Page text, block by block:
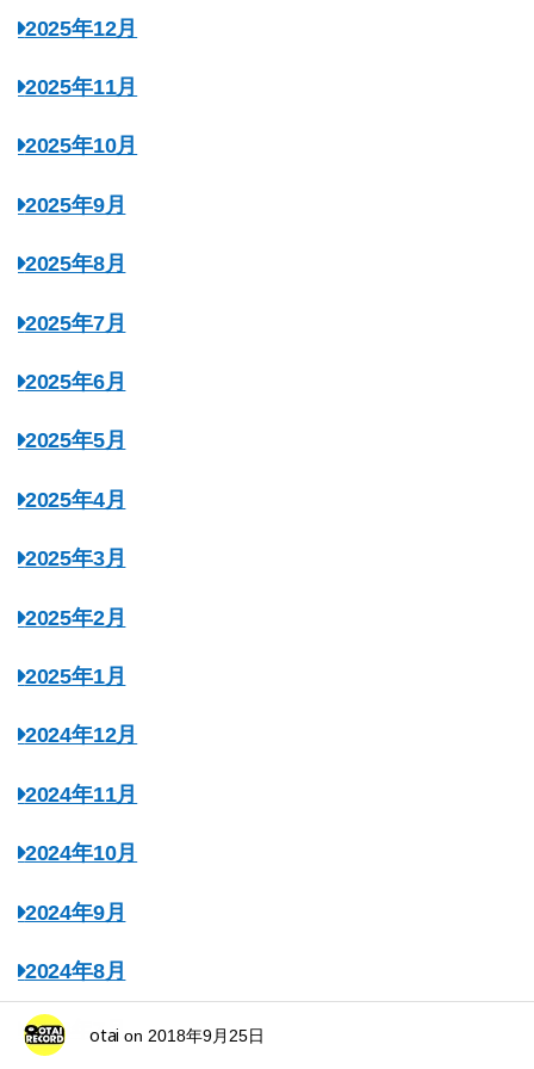
2025年12月
2025年11月
2025年10月
2025年9月
2025年8月
2025年7月
2025年6月
2025年5月
2025年4月
2025年3月
2025年2月
2025年1月
2024年12月
2024年11月
2024年10月
2024年9月
2024年8月
2024年7月
otai on 2018年9月25日